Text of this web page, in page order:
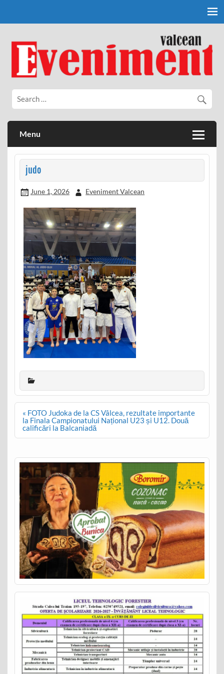
Eveniment Valcean
Menu
judo
June 1, 2026 Eveniment Valcean
Post
navigation
« FOTO Judoka de la CS Vâlcea, rezultate importante
la Finala Campionatului Național U23 și U12. Două
calificări la Balcaniadă